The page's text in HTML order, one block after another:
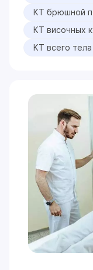
КТ брюшной
КТ височных
КТ всего тела